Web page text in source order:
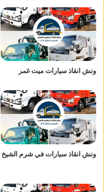
ونش انقاذ سيارات ميت غمر
ونش انقاذ سيارات في شرم الشيخ